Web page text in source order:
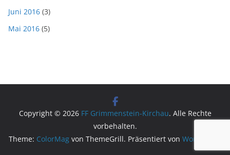
Juni 2016 (3)
Mai 2016 (5)
Copyright © 2026 FF Grimmenstein-Kirchau. Alle Rechte
vorbehalten.
Theme: ColorMag von ThemeGrill. Präsentiert von WordPress